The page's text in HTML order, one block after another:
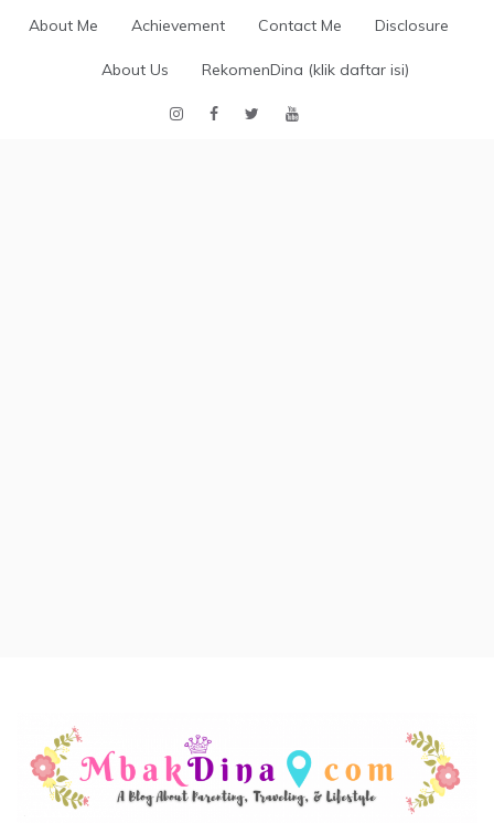
About Me Achievement Contact Me Disclosure
About Us RekomenDina (klik daftar isi)